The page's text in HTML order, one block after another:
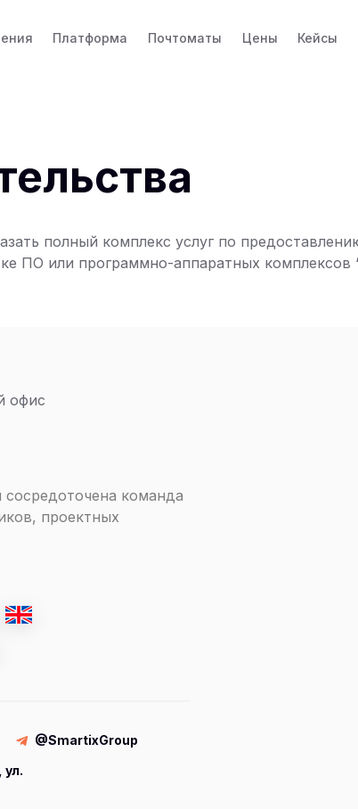
Платформа Почтоматы Цены Кейсы
полный комплекс услуг по
ПО или программно-аппаратных комплексов
офис
команда
проектных
@SmartixGroup
ул.